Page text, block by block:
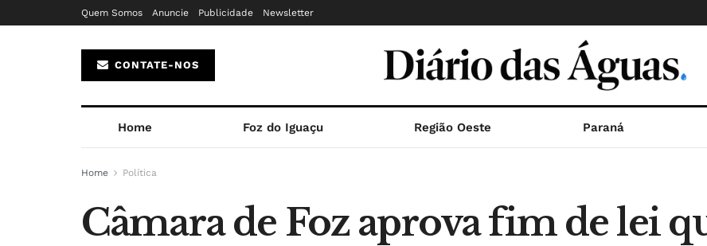
Quem Somos Anuncie Publicidade Newsletter
CONTATE-NOS
Home Foz do Iguaçu Região Oeste Paraná
Home Política
Câmara de Foz aprova fim de lei